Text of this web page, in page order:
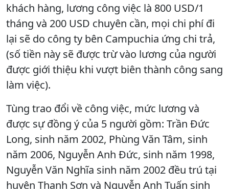
khách hàng, lương công việc là 800 USD/1
tháng và 200 USD chuyên cần, mọi chi phí đi
lại sẽ do công ty bên Campuchia ứng chi trả,
(số tiền này sẽ được trừ vào lương của người
được giới thiệu khi vượt biên thành công sang
làm việc).
Tùng trao đổi về công việc, mức lương và
được sự đồng ý của 5 người gồm: Trần Đức
Long, sinh năm 2002, Phùng Văn Tâm, sinh
năm 2006, Nguyễn Anh Đức, sinh năm 1998,
Nguyễn Văn Nghĩa sinh năm 2002 đều trú tại
huyện Thanh Sơn và Nguyễn Anh Tuấn sinh